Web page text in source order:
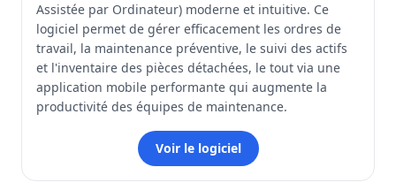
Assistée par Ordinateur) moderne et intuitive. Ce
logiciel permet de gérer efficacement les ordres de
travail, la maintenance préventive, le suivi des actifs
et l'inventaire des pièces détachées, le tout via une
application mobile performante qui augmente la
productivité des équipes de maintenance.
Voir le logiciel